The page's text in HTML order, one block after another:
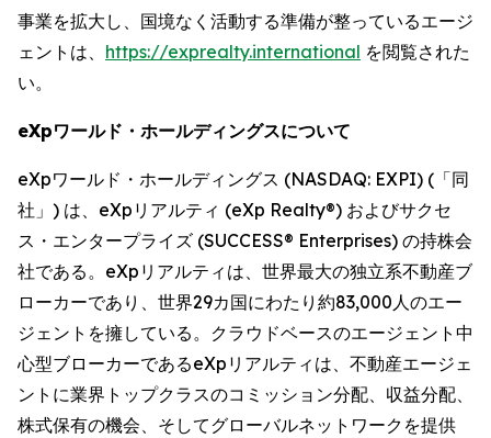
事業を拡大し、国境なく活動する準備が整っているエージ
ェントは、 https://exprealty.international を閲覧された
い。
eXpワールド・ホールディングスについて
eXpワールド・ホールディングス (NASDAQ: EXPI) (「同
社」) は、eXpリアルティ (eXp Realty®) およびサクセ
ス・エンタープライズ (SUCCESS® Enterprises) の持株会
社である。eXpリアルティは、世界最大の独立系不動産ブ
ローカーであり、世界29カ国にわたり約83,000人のエー
ジェントを擁している。クラウドベースのエージェント中
心型ブローカーであるeXpリアルティは、不動産エージェ
ントに業界トップクラスのコミッション分配、収益分配、
株式保有の機会、そしてグローバルネットワークを提供